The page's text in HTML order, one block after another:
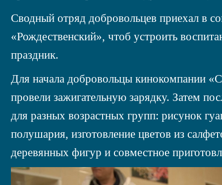
Сводный отряд добровольцев приехал в
«Рождественский», чтоб устроить
праздник.
Для начала добровольцы кинокомпании
провели зажигательную зарядку. Затем
для разных возрастных групп: рисунок
полушария, изготовление цветов из
деревянных фигур и совместное